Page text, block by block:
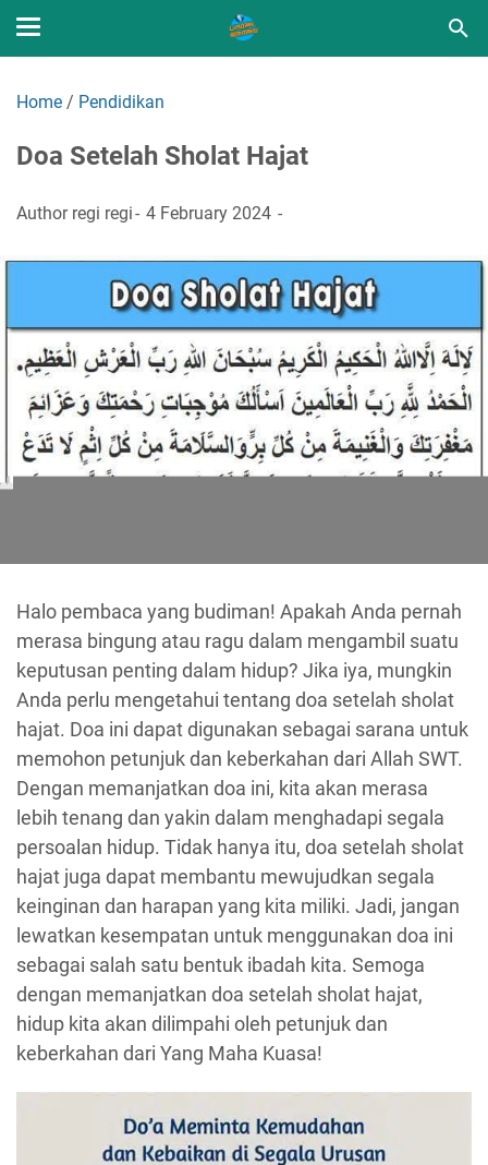
Home / Pendidikan
Doa Setelah Sholat Hajat
Author regi regi 4 February 2024
Halo pembaca yang budiman! Apakah Anda pernah
merasa bingung atau ragu dalam mengambil suatu
keputusan penting dalam hidup? Jika iya, mungkin
Anda perlu mengetahui tentang doa setelah sholat
hajat. Doa ini dapat digunakan sebagai sarana untuk
memohon petunjuk dan keberkahan dari Allah SWT.
Dengan memanjatkan doa ini, kita akan merasa
lebih tenang dan yakin dalam menghadapi segala
persoalan hidup. Tidak hanya itu, doa setelah sholat
hajat juga dapat membantu mewujudkan segala
keinginan dan harapan yang kita miliki. Jadi, jangan
lewatkan kesempatan untuk menggunakan doa ini
sebagai salah satu bentuk ibadah kita. Semoga
dengan memanjatkan doa setelah sholat hajat,
hidup kita akan dilimpahi oleh petunjuk dan
keberkahan dari Yang Maha Kuasa!